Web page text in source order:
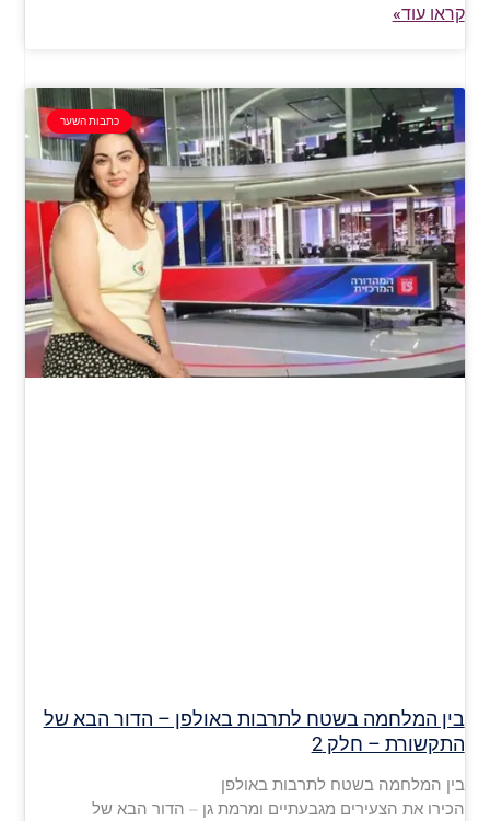
קראו עוד»
כתבות השער
בין המלחמה בשטח לתרבות באולפן – הדור הבא של
התקשורת – חלק 2
בין המלחמה בשטח לתרבות באולפן
הכירו את הצעירים מגבעתיים ומרמת גן – הדור הבא של